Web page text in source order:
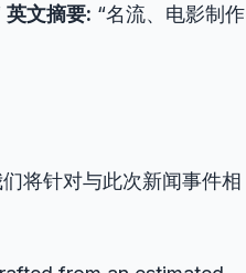
英文摘要: “名流、电影制作
将针对与此次新闻事件相